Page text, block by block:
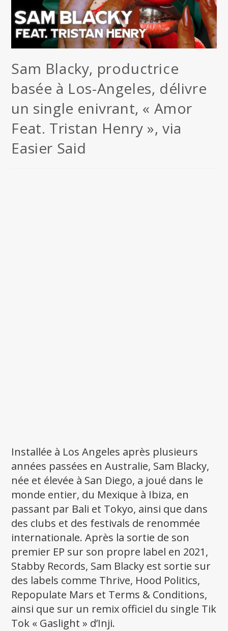
Sam Blacky, productrice
basée à Los-Angeles, délivre
un single enivrant, « Amor
Feat. Tristan Henry », via
Easier Said
Installée à Los Angeles après plusieurs
années passées en Australie, Sam Blacky,
née et élevée à San Diego, a joué dans le
monde entier, du Mexique à Ibiza, en
passant par Bali et Tokyo, ainsi que dans
des clubs et des festivals de renommée
internationale. Après la sortie de son
premier EP sur son propre label en 2021,
Stabby Records, Sam Blacky est sortie sur
des labels comme Thrive, Hood Politics,
Repopulate Mars et Terms & Conditions,
ainsi que sur un remix officiel du single Tik
Tok « Gaslight » d’Inji.